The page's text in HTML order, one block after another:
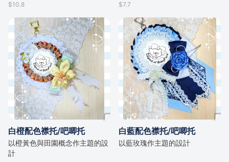
$10.8
$7.7
白橙配色襟托/吧唧托
以橙黃色與田園概念作主題的設
計
白藍配色襟托/吧唧托
以藍玫瑰作主題的設計